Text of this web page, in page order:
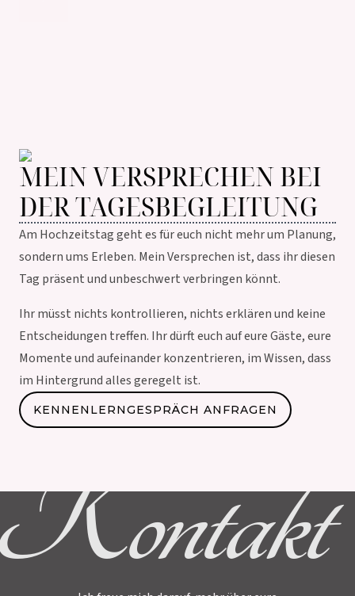
MEIN VERSPRECHEN BEI
DER TAGESBEGLEITUNG
Am Hochzeitstag geht es für euch nicht mehr um Planung,
sondern ums Erleben. Mein Versprechen ist, dass ihr diesen
Tag präsent und unbeschwert verbringen könnt.
Ihr müsst nichts kontrollieren, nichts erklären und keine
Entscheidungen treffen. Ihr dürft euch auf eure Gäste, eure
Momente und aufeinander konzentrieren, im Wissen, dass
im Hintergrund alles geregelt ist.
KENNENLERNGESPRÄCH ANFRAGEN